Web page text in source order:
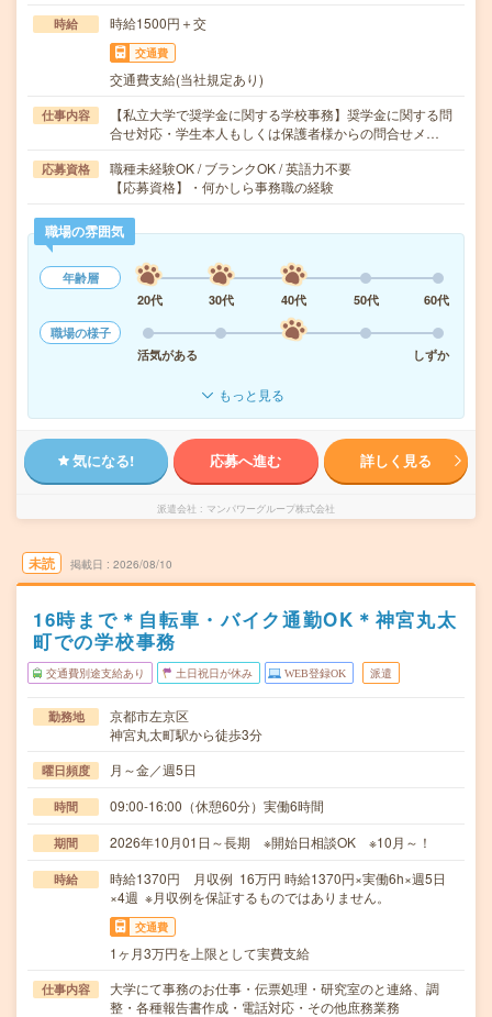
時給 時給1500円＋交
交通費
交通費支給(当社規定あり)
仕事内容
【私立大学で奨学金に関する学校事務】奨学金に関する問
合せ対応・学生本人もしくは保護者様からの問合せメ…
応募資格
職種未経験OK / ブランクOK / 英語力不要
【応募資格】・何かしら事務職の経験
職場の雰囲気
年齢層
20代
30代 40代 50代
60代
職場の様子
活気がある
しずか
もっと見る
気になる! 応募へ進む 詳しく見る
派遣会社 マンパワーグループ株式会社
未読 掲載日 2026/08/10
16時まで＊自転車・バイク通勤OK＊神宮丸太
町での学校事務
交通費別途支給あり 土日祝日が休み WEB登録OK 派遣
勤務地
京都市左京区
神宮丸太町駅から徒歩3分
曜日頻度 月～金／週5日
時間 09:00-16:00（休憩60分）実働6時間
期間 2026年10月01日～長期 ※開始日相談OK ※10月～！
時給
時給1370円 月収例 16万円 時給1370円×実働6h×週5日
×4週 ※月収例を保証するものではありません。
交通費
1ヶ月3万円を上限として実費支給
仕事内容
大学にて事務のお仕事・伝票処理・研究室のと連絡、調
整・各種報告書作成・電話対応・その他庶務業務